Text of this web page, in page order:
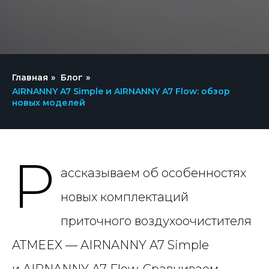
Главная » Блог »
AIRNANNY A7 Simple и AIRNANNY A7 Flow: обзор
новых моделей
Р
ассказываем об особенностях
новых комплектаций
приточного воздухоочистителя
ATMEEX — AIRNANNY A7 Simple